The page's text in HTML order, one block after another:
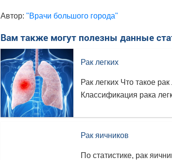
Автор: "Врачи большого города"
Вам также могут полезны данные
Рак легких
Рак легких Что такое
Классификация рака
Рак яичников
По статистике, рак